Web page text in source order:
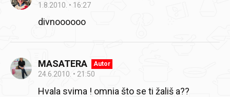
1.8.2010. 16:27
divnoooooo
MASATERA Autor
24.6.2010. 21:50
Hvala svima ! omnia što se ti žališ a??